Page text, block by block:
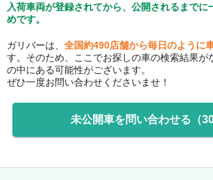
入荷車両が登録されてから、公開されるまでに
めです。
ガリバーは、 全国約490店舗から毎日のように
す。そのため、ここでお探しの車の検索結果が
の中にある可能性がございます。
ぜひ一度お問い合わせくださいませ！
未公開車を問い合わせる（30